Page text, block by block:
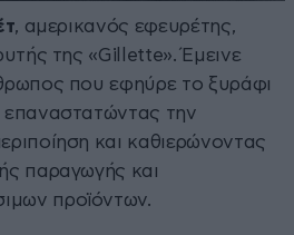
, αμερικανός εφευρέτης,
της «Gillette». Έμεινε
που εφηύρε το ξυράφι
επαναστατώντας την
και καθιερώνοντας
παραγωγής και
προϊόντων.